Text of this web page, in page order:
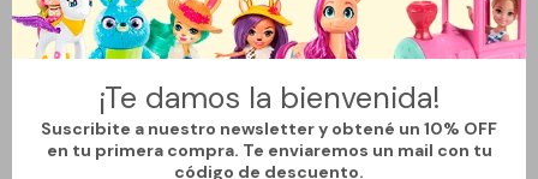
¡Te damos la bienvenida!
Suscribite a nuestro newsletter y obtené un 10% OFF
en tu primera compra. Te enviaremos un mail con tu
código de descuento.
atuendo, aportando un toque distintivo y sofisticado. Su diseño
sencillo se adapta a múltiples ocasiones, ya sea para el día a día
Con un dije delicado que evoca la belleza de la luna, este collar
invita a una conexión emocional y estética única con quien lo